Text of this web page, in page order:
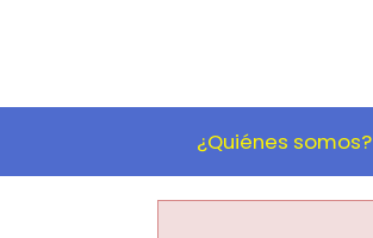
¿Quiénes somos?